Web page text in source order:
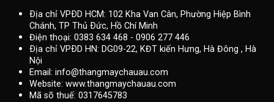
Ðịa chỉ VPÐD HCM: 102 Kha Van Cân, Phường Hiệp Bình
Chánh, TP Thủ Ðức, Hồ Chí Minh
Điện thoại: 0383 634 468 - 0906 277 446
Ðịa chỉ VPÐD HN: DG09-22, KĐT kiến Hưng, Hà Đông , Hà
Nội
Email: info@thangmaychauau.com
Website: www.thangmaychauau.com
Mã sõ thuế: 0317645783